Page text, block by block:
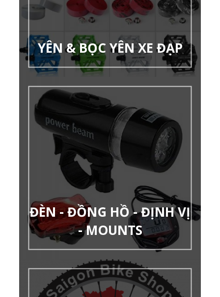
YÊN & BỌC YÊN XE ĐẠP
ĐÈN - ĐỒNG HỒ - ĐỊNH VỊ
- MOUNTS